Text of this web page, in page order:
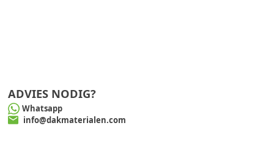
ADVIES NODIG?
Whatsapp
info@dakmaterialen.com